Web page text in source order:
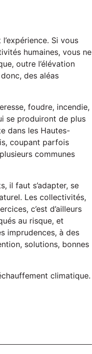
Si vous
humaines, vous ne
outre l’élévation
des aléas
foudre, incendie,
se produiront de plus
dans les Hautes-
coupant parfois
communes
il faut s’adapter, se
Les collectivités,
c’est d’ailleurs
au risque, et
imprudences, à des
solutions, bonnes
climatique.